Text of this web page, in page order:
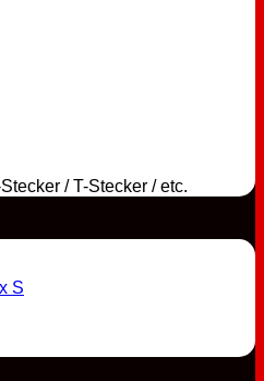
/ T-Stecker / etc.
S